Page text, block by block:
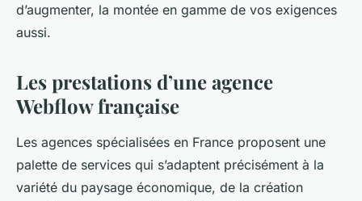
d’augmenter, la montée en gamme de vos exigences
aussi.
Les prestations d’une agence
Webflow française
Les agences spécialisées en France proposent une
palette de services qui s’adaptent précisément à la
variété du paysage économique, de la création